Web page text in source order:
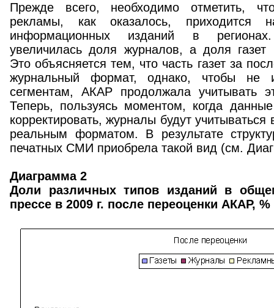
Прежде всего, необходимо отметить,
рекламы, как оказалось, приходится
информационных изданий в
увеличилась доля журналов, а доля газет
Это объясняется тем, что часть газет за
журнальный формат, однако, чтобы не
сегментам, АКАР продолжала учитывать
Теперь, пользуясь моментом, когда
корректировать, журналы будут учитываться
реальным форматом. В результате
печатных СМИ приобрела такой вид (см.
Диаграмма 2
Доли различных типов изданий в
прессе в 2009 г. после переоценки АКАР, %